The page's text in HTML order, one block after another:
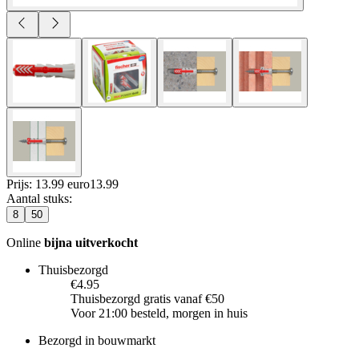
Prijs: 13.99 euro13.99
Aantal stuks:
8 50
Online bijna uitverkocht
Thuisbezorgd
€4.95
Thuisbezorgd gratis vanaf €50
Voor 21:00 besteld, morgen in huis
Bezorgd in bouwmarkt